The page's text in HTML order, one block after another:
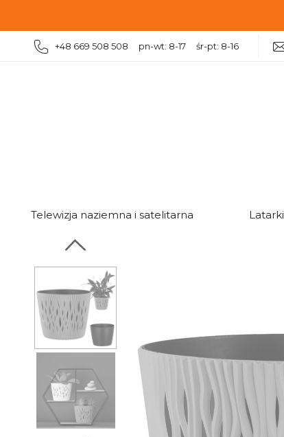
+48 669 508 508 pn-wt: 8-17 śr-pt: 8-16
Telewizja naziemna i satelitarna Latarki